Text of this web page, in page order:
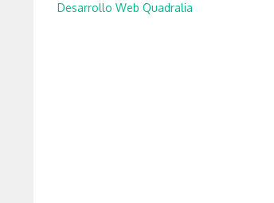
Desarrollo Web Quadralia